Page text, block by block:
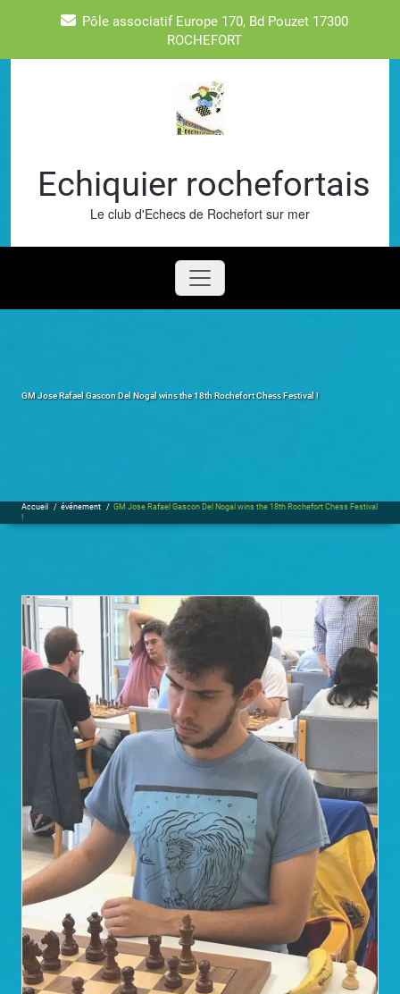
Pôle associatif Europe 170, Bd Pouzet 17300
ROCHEFORT
Echiquier rochefortais
Le club d'Echecs de Rochefort sur mer
GM Jose Rafael Gascon Del Nogal wins the 18th Rochefort Chess Festival !
Accueil / événement / GM Jose Rafael Gascon Del Nogal wins the 18th Rochefort Chess Festival
!